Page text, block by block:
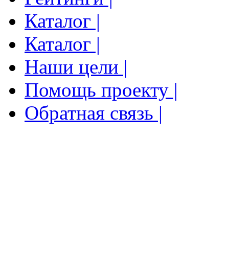
Каталог |
Каталог |
Наши цели |
Помощь проекту |
Обратная связь |